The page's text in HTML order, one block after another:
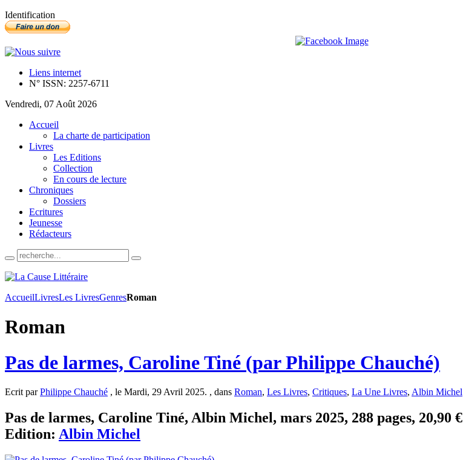
Identification
Liens internet
N° ISSN: 2257-6711
Vendredi, 07 Août 2026
Accueil
La charte de participation
Livres
Les Editions
Collection
En cours de lecture
Chroniques
Dossiers
Ecritures
Jeunesse
Rédacteurs
AccueilLivresLes LivresGenresRoman
Roman
Pas de larmes, Caroline Tiné (par Philippe Chauché)
Ecrit parPhilippe Chauché , le Mardi, 29 Avril 2025. , dans Roman, Les Livres, Critiques, La Une Livres, Albin Michel
Pas de larmes, Caroline Tiné, Albin Michel, mars 2025, 288 pages, 20,90 €
Edition: Albin Michel